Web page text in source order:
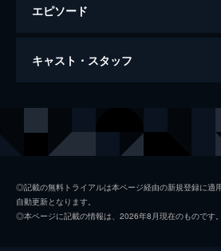
エピソード
新黄金孔雀城 七人の騎士・第二部
キャスト・スタッフ
◎記載の無料トライアルは本ページ経由の新規登録に適
自動更新となります。
◎本ページに記載の情報は、2026年8月現在のものです。